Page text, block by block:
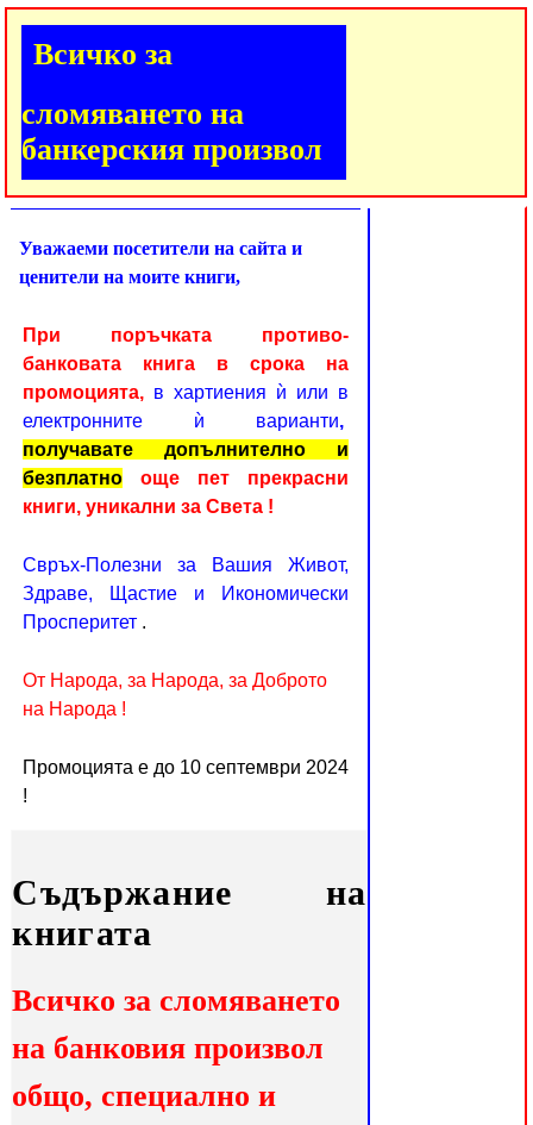
Всичко за
сломяването на
банкерския произвол
Уважаеми посетители на сайта и
ценители на моите книги,
При поръчката противо-
банковата книга в срока на
промоцията, в хартиения ѝ или в
електронните ѝ варианти,
получавате допълнително и
безплатно още пет прекрасни
книги, уникални за Света !
Свръх-Полезни за Вашия Живот,
Здраве, Щастие и Икономически
Просперитет .
От Народа, за Народа, за Доброто
на Народа !
Промоцията е до 10 септември 2024
!
Съдържание на
книгата
Всичко за сломяването
на банковия произвол
общо, специално и